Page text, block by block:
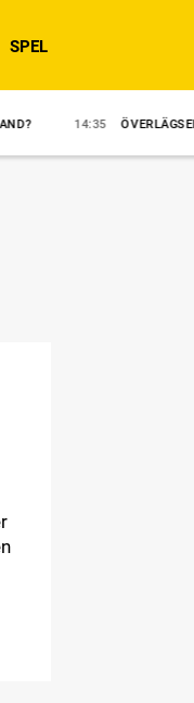
SPEL
ÖVERLÄGSEN I REDÉN-